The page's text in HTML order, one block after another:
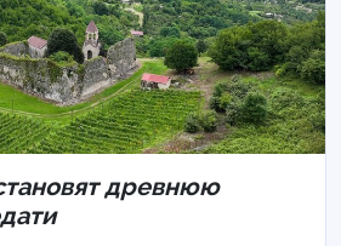
древнюю